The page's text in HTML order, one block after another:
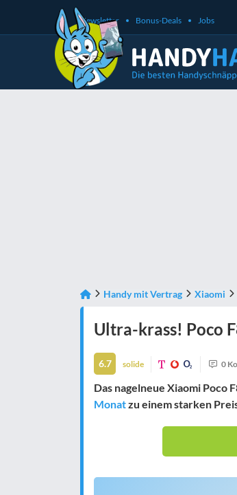
Newsletter Bonus-Deals Jobs
Handy mit Vertrag Xiaomi
Ultra-krass! Poco
6.7 solide 0
Das nagelneue Xiaomi Poco
Monatzu einem starken